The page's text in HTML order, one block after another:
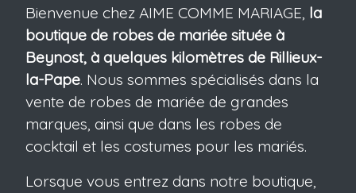
Bienvenue chez AIME COMME MARIAGE, la
boutique de robes de mariée située à
Beynost, à quelques kilomètres de Rillieux-
la-Pape. Nous sommes spécialisés dans la
vente de robes de mariée de grandes
marques, ainsi que dans les robes de
cocktail et les costumes pour les mariés.
Lorsque vous entrez dans notre boutique,